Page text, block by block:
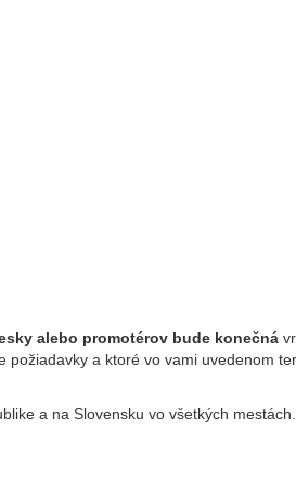
alebo promotérov bude konečná
a ktoré vo vami uvedenom
a na Slovensku vo všetkých